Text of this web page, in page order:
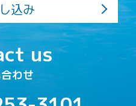
込み
us
わせ